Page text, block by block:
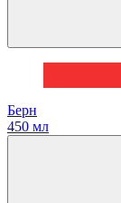
Берн
450 мл